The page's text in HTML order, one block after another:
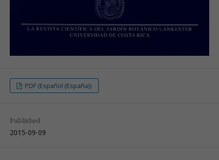
PDF (Español (España))
Published
2015-09-09